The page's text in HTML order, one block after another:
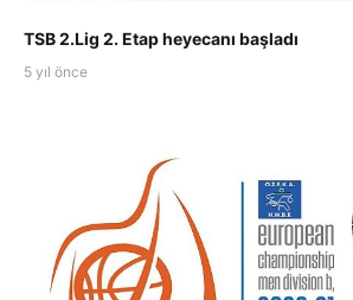
TSB 2.Lig 2. Etap heyecanı başladı
5 yıl önce